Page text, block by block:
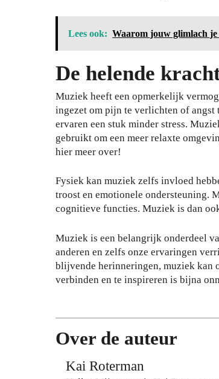
Lees ook: Waarom jouw glimlach
De helende
Muziek heeft een opmerkelijk
ingezet om pijn te verlichten of angst
ervaren een stuk minder stress.
gebruikt om een meer relaxte
hier meer over!
Fysiek kan muziek zelfs invloed
troost en emotionele ondersteuning.
cognitieve functies. Muziek is dan
Muziek is een belangrijk onderdeel
anderen en zelfs onze ervaringen
blijvende herinneringen, muziek kan
verbinden en te inspireren is bijna
Over de auteur
Kai Roterman
Zo
bes
che
je
je
haa
lan
ger
me
t
de
Je
wo
nin
g
vei
lig
en
en
inb
raa
nd
er
in
te
lev